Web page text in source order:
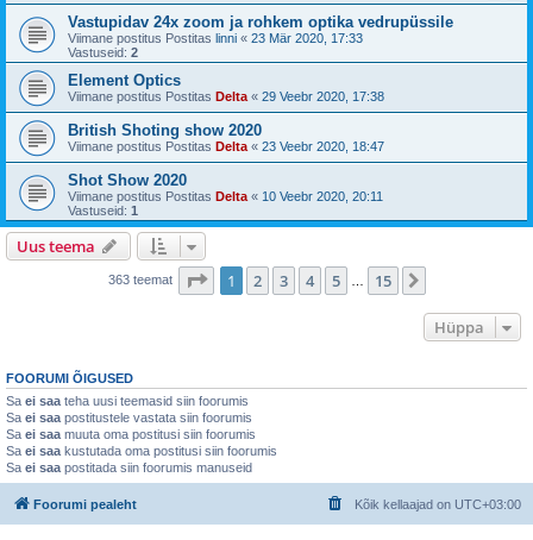
Vastupidav 24x zoom ja rohkem optika vedrupüssile
Viimane postitus Postitas linni « 23 Mär 2020, 17:33
Vastuseid: 2
Element Optics
Viimane postitus Postitas Delta « 29 Veebr 2020, 17:38
British Shoting show 2020
Viimane postitus Postitas Delta « 23 Veebr 2020, 18:47
Shot Show 2020
Viimane postitus Postitas Delta « 10 Veebr 2020, 20:11
Vastuseid: 1
Uus teema
363 teemat 1 . leht15 -st
1 2 3 4 5 15
Hüppa
FOORUMI ÕIGUSED
Sa ei saa teha uusi teemasid siin foorumis
Sa ei saa postitustele vastata siin foorumis
Sa ei saa muuta oma postitusi siin foorumis
Sa ei saa kustutada oma postitusi siin foorumis
Sa ei saa postitada siin foorumis manuseid
Foorumi pealeht Kõik kellaajad on UTC+03:00